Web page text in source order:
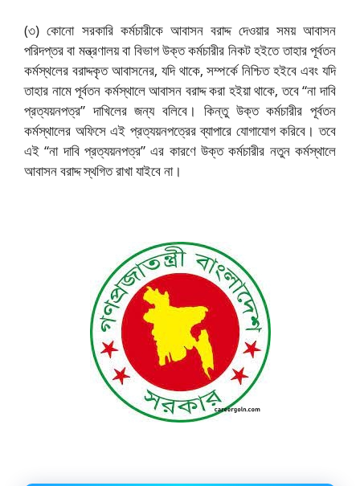
(৩) কোনো সরকারি কর্মচারীকে আবাসন বরাদ্দ দেওয়ার সময় আবাসন
পরিদপ্তর বা মন্ত্রণালয় বা বিভাগ উক্ত কর্মচারীর নিকট হইতে তাহার পূর্বতন
কর্মস্থলের বরাদ্দকৃত আবাসনের, যদি থাকে, সম্পর্কে নিশ্চিত হইবে এবং যদি
তাহার নামে পূর্বতন কর্মস্থালে আবাসন বরাদ্দ করা হইয়া থাকে, তবে “না দাবি
প্রত্যয়নপত্র” দাখিলের জন্য বলিবে। কিন্তু উক্ত কর্মচারীর পূর্বতন
কর্মস্থালের অফিসে এই প্রত্যয়নপত্রের ব্যাপারে যোগাযোগ করিবে। তবে
এই “না দাবি প্রত্যয়নপত্র” এর কারণে উক্ত কর্মচারীর নতুন কর্মস্থালে
আবাসন বরাদ্দ স্থগিত রাখা যাইবে না।